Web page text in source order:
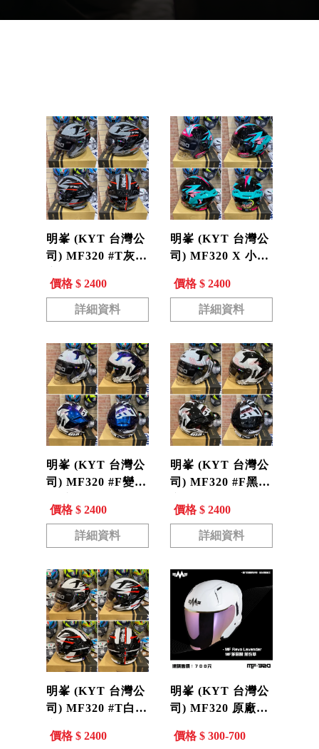
明峯 (KYT 台灣公
司) MF320 #T灰
片 MF-320
價格 $ 2400
詳細資料
明峯 (KYT 台灣公
司) MF320 X 小綠
選手彩繪 MF-320
價格 $ 2400
詳細資料
明峯 (KYT 台灣公
司) MF320 #F變色
墨片 MF-320
價格 $ 2400
詳細資料
明峯 (KYT 台灣公
司) MF320 #F黑
片 MF-320
價格 $ 2400
詳細資料
明峯 (KYT 台灣公
司) MF320 #T白
片 MF-320
價格 $ 2400
明峯 (KYT 台灣公
司) MF320 原廠專
層膜 電鍍片 MF-
價格 $ 300-700